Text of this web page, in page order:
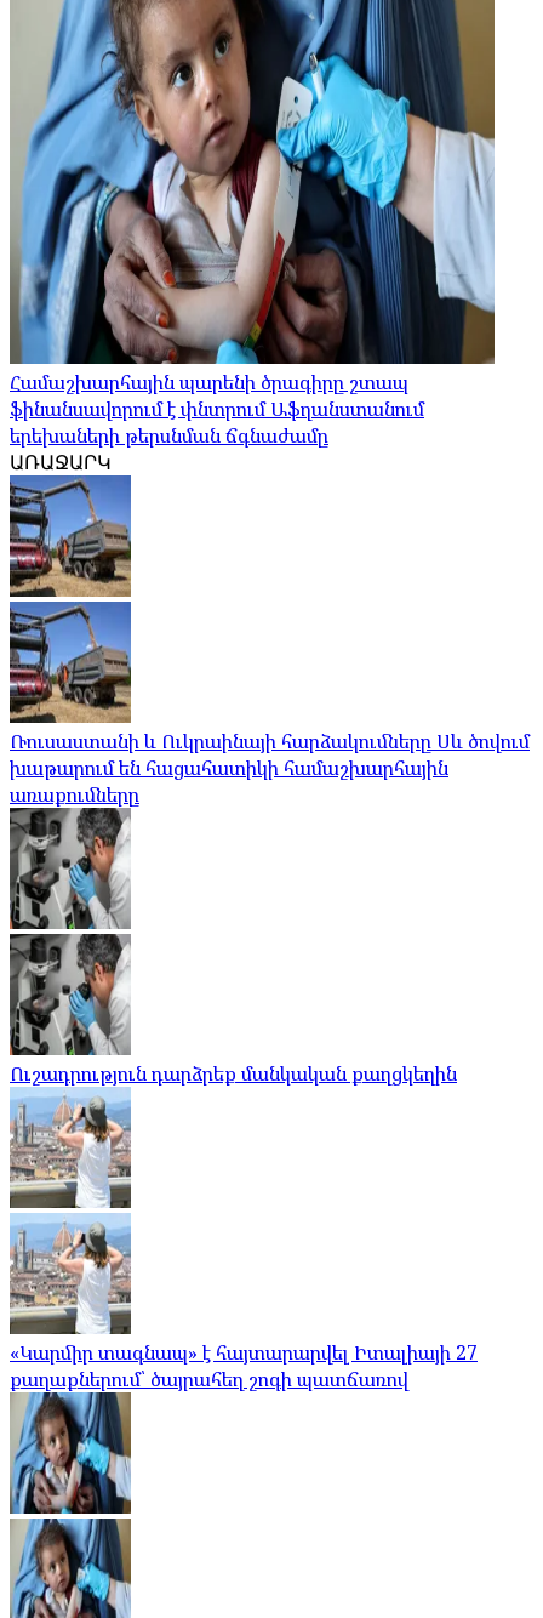
Համաշխարհային պարենի ծրագիրը շտապ
ֆինանսավորում է փնտրում Աֆղանստանում
երեխաների թերսնման ճգնաժամը
ԱՌԱՋԱՐԿ
Ռուսաստանի և Ուկրաինայի հարձակումները Սև ծովում
խաթարում են հացահատիկի համաշխարհային
առաքումները
Ուշադրություն դարձրեք մանկական քաղցկեղին
«Կարմիր տագնապ» է հայտարարվել Իտալիայի 27
քաղաքներում՝ ծայրահեղ շոգի պատճառով